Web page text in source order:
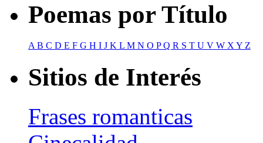
Poemas por Título
A B C D E F G H I J K L M N O PQ R S T U V W X Y Z
Sitios de Interés
Frases romanticas